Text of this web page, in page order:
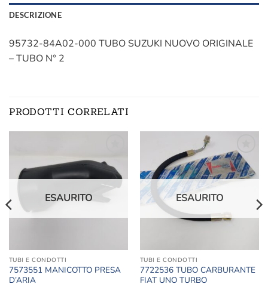
DESCRIZIONE
95732-84A02-000 TUBO SUZUKI NUOVO ORIGINALE
– TUBO N° 2
PRODOTTI CORRELATI
Aggiungi
alla lista
dei
desideri
ESAURITO
TUBI E CONDOTTI
7573551 MANICOTTO PRESA
D’ARIA
Aggiungi
alla lista
dei
ESAURITO
TUBI E CONDOTTI
7722536 TUBO CARBURANTE
FIAT UNO TURBO